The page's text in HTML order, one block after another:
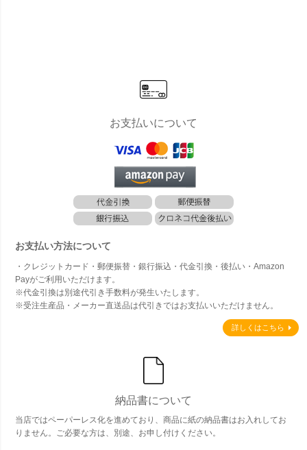
お支払いについて
お支払い方法について
・クレジットカード・郵便振替・銀行振込・代金引換・後払い・Amazon
Payがご利用いただけます。
※代金引換は別途代引き手数料が発生いたします。
※受注生産品・メーカー直送品は代引きではお支払いいただけません。
詳しくはこちら
納品書について
当店ではペーパーレス化を進めており、商品に紙の納品書はお入れしてお
りません。ご必要な方は、別途、お申し付けください。